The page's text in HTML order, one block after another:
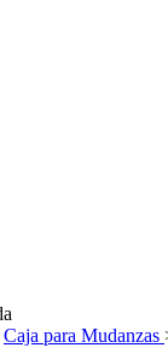
Caja para Mudanzas